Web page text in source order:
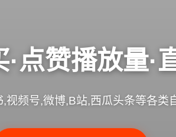
点赞播放量·
视频号,微博,B站,西瓜头条等各类